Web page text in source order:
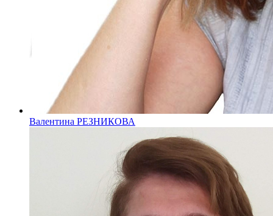
Валентина РЕЗНИКОВА